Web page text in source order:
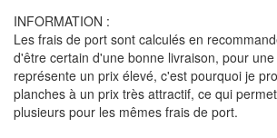
INFORMATION :
Les frais de port sont calculés en
d'être certain d'une bonne livraison, pour
représente un prix élevé, c'est pourquoi je
planches à un prix très attractif, ce qui
plusieurs pour les mêmes frais de port.